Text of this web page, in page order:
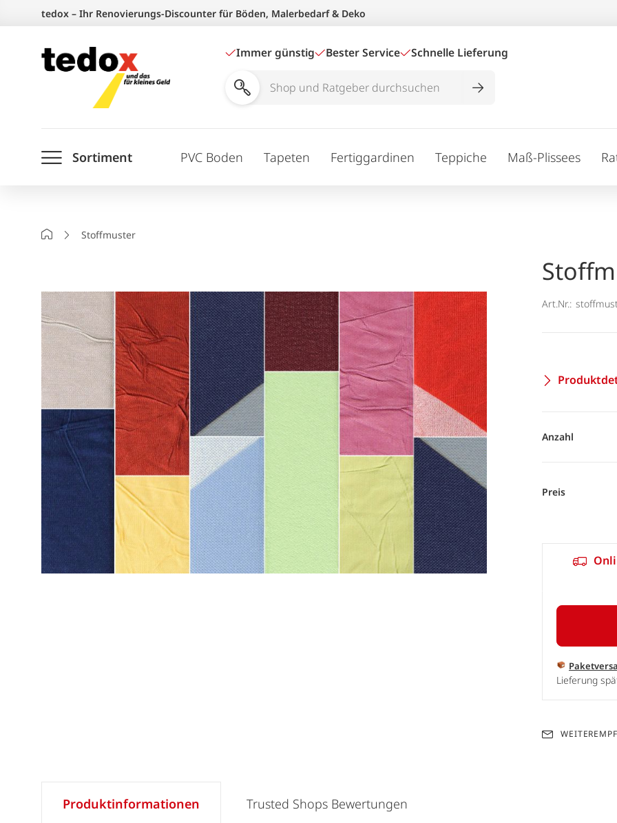
springen
tedox – Ihr Renovierungs-Discounter für Böden, Malerbedarf & Deko
Immer günstig Bester Service Schnelle Lieferung
Shop
durchsuchen
Sortiment PVC Boden Tapeten Fertiggardinen Teppiche Maß-Plissees
StartseiteStoffmuster
Art.Nr.:
Anzahl
Preis
Lieferung
Produktinformationen Trusted Shops Bewertungen